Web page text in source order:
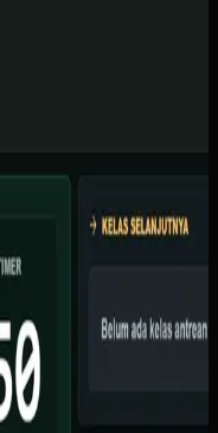
mengelola
untuk peserta
dengan fitur skoring
dengan animasi
dan juri, serta